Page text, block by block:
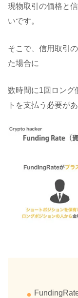
現物取引の価格と
いです。
そこで、信用取引
た場合に
数時間に1回ロング
トを支払う必要があ